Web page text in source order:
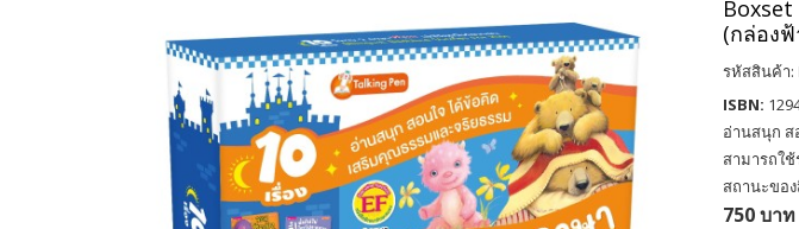
(กล่องฟ้
รหัสสินค้า:
ISBN:
อ่านสนุก ส
สามารถใ
สถานะขอ
750 บาท